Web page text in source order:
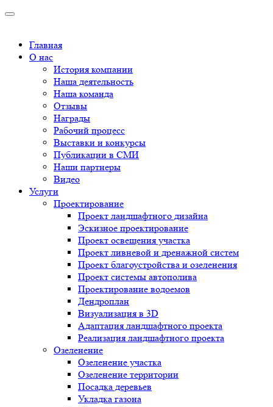
Главная
О нас
История компании
Наша деятельность
Наша команда
Отзывы
Награды
Рабочий процесс
Выставки и конкурсы
Публикации в СМИ
Наши партнеры
Видео
Услуги
Проектирование
Проект ландшафтного дизайна
Эскизное проектирование
Проект освещения участка
Проект ливневой и дренажной систем
Проект благоустройства и озеленения
Проект системы автополива
Проектирование водоемов
Дендроплан
Визуализация в 3D
Адаптация ландшафтного проекта
Реализация ландшафтного проекта
Озеленение
Озеленение участка
Озеленение территории
Посадка деревьев
Укладка газона